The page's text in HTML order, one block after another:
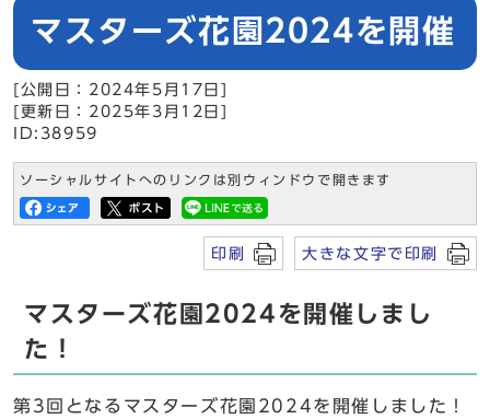
マスターズ花園2024を開催
[公開日：2024年5月17日]
[更新日：2025年3月12日]
ID:38959
ソーシャルサイトへのリンクは別ウィンドウで開きます
印刷 大きな文字で印刷
マスターズ花園2024を開催しまし
た！
第3回となるマスターズ花園2024を開催しました！